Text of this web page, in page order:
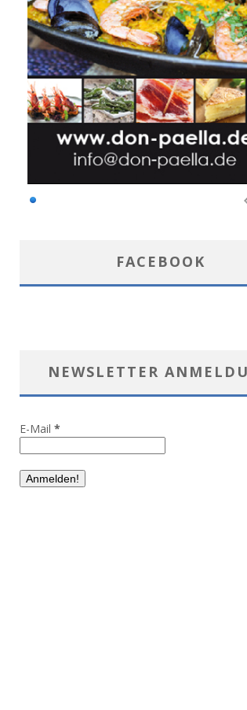
FACEBOOK
NEWSLETTER
E-Mail *